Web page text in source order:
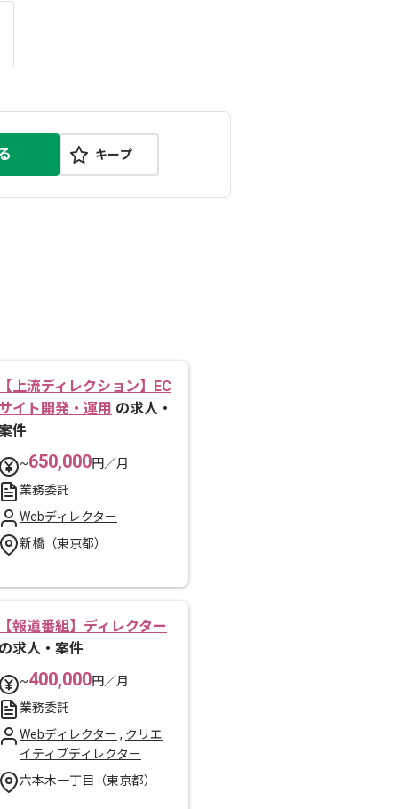
キープ
上流ディレクション】EC
イト開発・運用 の求人・
件
~650,000円／月
業務委託
Webディレクター
新橋（東京都）
報道番組】ディレクター
求人・案件
~400,000円／月
業務委託
Webディレクター , クリエ
イティブディレクター
六本木一丁目（東京都）